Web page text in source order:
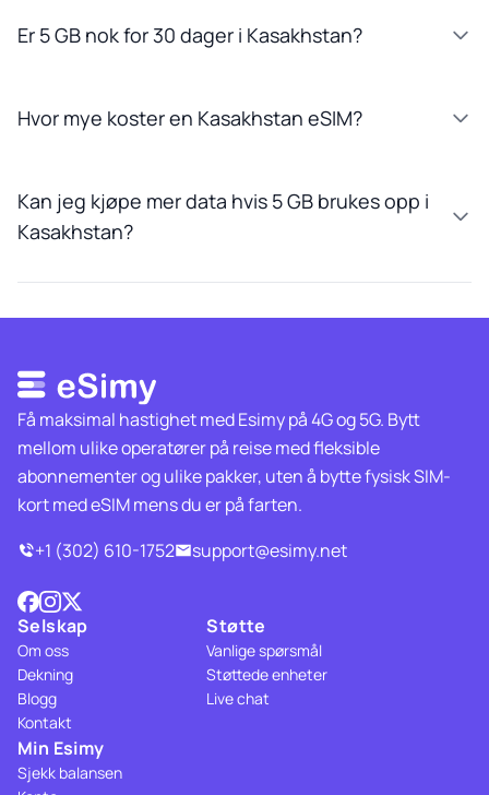
Er 5 GB nok for 30 dager i Kasakhstan?
Hvor mye koster en Kasakhstan eSIM?
Kan jeg kjøpe mer data hvis 5 GB brukes opp i
Kasakhstan?
Få maksimal hastighet med Esimy på 4G og 5G. Bytt
mellom ulike operatører på reise med fleksible
abonnementer og ulike pakker, uten å bytte fysisk SIM-
kort med eSIM mens du er på farten.
+1 (302) 610-1752
support@esimy.net
Selskap
Om oss
Dekning
Blogg
Kontakt
Støtte
Vanlige spørsmål
Støttede enheter
Live chat
Min Esimy
Sjekk balansen